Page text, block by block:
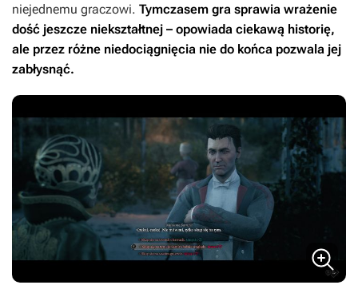
niejednemu graczowi. Tymczasem gra sprawia wrażenie
dość jeszcze niekształtnej – opowiada ciekawą historię,
ale przez różne niedociągnięcia nie do końca pozwala jej
zabłysnąć.